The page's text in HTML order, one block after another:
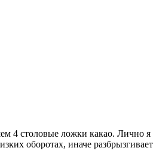
4 столовые ложки какао.
оборотах, иначе